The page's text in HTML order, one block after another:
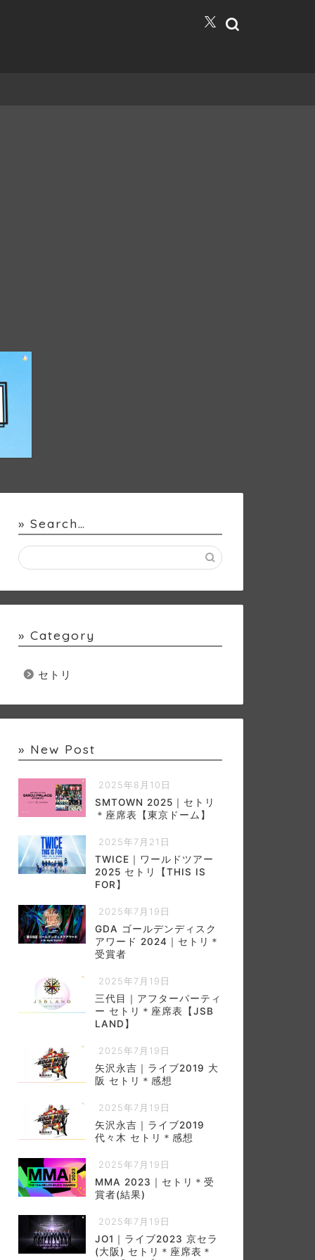
» Search…
» Category
セトリ
» New Post
2025年8月10日
SMTOWN 2025｜セトリ
＊座席表【東京ドーム】
2025年7月21日
TWICE｜ワールドツアー
2025 セトリ【THIS IS
FOR】
2025年7月19日
GDA ゴールデンディスク
アワード 2024｜セトリ＊
受賞者
2025年7月19日
三代目｜アフターパーティ
ー セトリ＊座席表【JSB
LAND】
2025年7月19日
矢沢永吉｜ライブ2019 大
阪 セトリ＊感想
2025年7月19日
矢沢永吉｜ライブ2019
代々木 セトリ＊感想
2025年7月19日
MMA 2023｜セトリ＊受
賞者(結果)
2025年7月19日
JO1｜ライブ2023 京セラ
(大阪) セトリ＊座席表＊